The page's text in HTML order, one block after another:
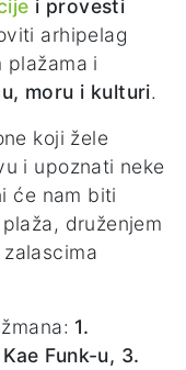
i provesti
arhipelag
plažama i
moru i kulturi.
koji žele
i upoznati neke
će nam biti
druženjem
1.
Funk-u, 3.